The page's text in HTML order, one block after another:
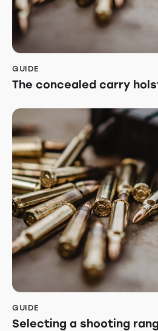
GUIDE
The concealed carry
GUIDE
Selecting a shooting